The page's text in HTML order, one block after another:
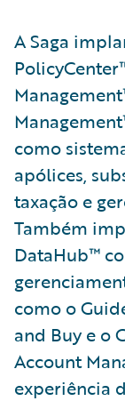
A Saga
como
apólices,
taxação e
Também
DataHub™
como o
and Buy e o
Account
experiência